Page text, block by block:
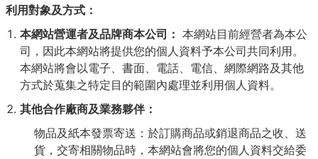
利用對象及方式：
本網站營運者及品牌商本公司： 本網站目前經營者為本公
司，因此本網站將提供您的個人資料予本公司共同利用。
本網站將會以電子、書面、電話、電信、網際網路及其他
方式於蒐集之特定目的範圍內處理並利用個人資料。
其他合作廠商及業務夥伴：
物品及紙本發票寄送：於訂購商品或銷退商品之收、送
貨，交寄相關物品時，本網站會將您的個人資料交給委